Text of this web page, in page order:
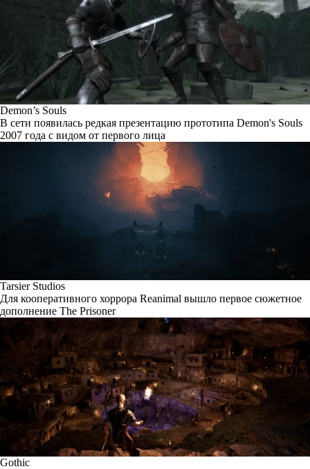
Demon’s Souls
В сети появилась редкая презентацию прототипа Demon's Souls
2007 года с видом от первого лица
Tarsier Studios
Для кооперативного хоррора Reanimal вышло первое сюжетное
дополнение The Prisoner
Gothic